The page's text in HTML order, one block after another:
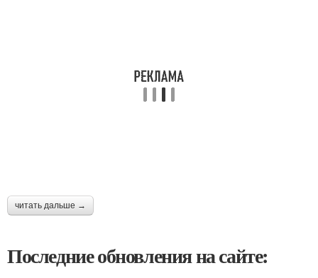
читать дальше →
Последние обновления на сайте: